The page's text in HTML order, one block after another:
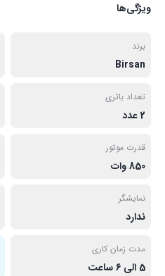
ویژگی‌ها
برند
Birsan
تعداد باتری
2 عدد
قدرت موتور
850 وات
نمایشگر
ندارد
مدت زمان کاری
5 الی 6 ساعت